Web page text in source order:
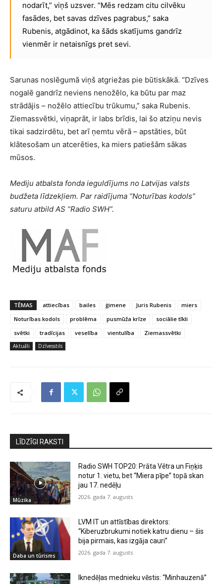
nodarīt,” viņš uzsver. “Mēs redzam citu cilvēku
fasādes, bet savas dzīves pagrabus,” saka
Rubenis, atgādinot, ka šāds skatījums gandrīz
vienmēr ir netaisnīgs pret sevi.
Sarunas noslēgumā viņš atgriežas pie būtiskākā. “Dzīves
nogalē gandrīz neviens nenožēlo, ka būtu par maz
strādājis – nožēlo attiecību trūkumu,” saka Rubenis.
Ziemassvētki, viņaprāt, ir labs brīdis, lai šo atziņu nevis
tikai sadzirdētu, bet arī ņemtu vērā – apstāties, būt
klātesošam un atcerēties, ka miers patiešām sākas
mūsos.
Mediju atbalsta fonda ieguldījums no Latvijas valsts
budžeta līdzekļiem. Par raidījuma “Noturības kodols”
saturu atbild AS “Radio SWH”.
TĒMAS attiecības bailes ģimene Juris Rubenis
miers
Noturības kodols
problēma pusmūža krīze
sociālie tīkli
svētki
tradīcijas veselība vientulība Ziemassvētki
Aktuāli Dzīvesstils
LĪDZĪGI RAKSTI
Mūzika
Radio SWH TOP20: Prāta Vētra un Fiņķis
notur 1. vietu, bet “Miera pīpe” topā skan
jau 17. nedēļu
2026. gada 7. augusts
Daba un tūrisms
LVM IT un attīstības direktors:
“Kiberuzbrukumi notiek katru dienu – šis
bija pirmais, kas izgāja cauri”
2026. gada 7. augusts
Iknedēļas mednieku vēstis: “Minhauzenā”